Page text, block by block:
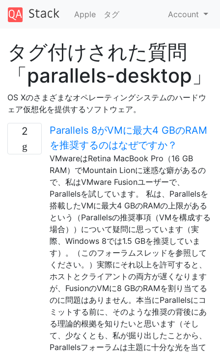
Apple タグ Account
タグ付けされた質問
「parallels-desktop」
OS Xのさまざまなオペレーティングシステムのハードウ
ェア仮想化を提供するソフトウェア。
2
Parallels 8がVMに最大4 GBのRAM
を推奨するのはなぜですか？
VMwareはRetina MacBook Pro（16 GB
RAM）でMountain Lionに迷惑な癖があるの
で、私はVMware Fusionユーザーで、
Parallelsを試しています。 私は、Parallelsを
搭載したVMに最大4 GBのRAMの上限がある
という（Parallelsの推奨事項（VMを構成する
場合））について疑問に思っています（実
際、Windows 8では1.5 GBを推奨していま
す）。（このフォーラムスレッドを参照して
ください。）実際にそれ以上を許可すると、
ホストとクライアントの両方が遅くなります
が、FusionのVMに8 GBのRAMを割り当てる
のに問題はありません。本当にParallelsにコ
ミットする前に、そのような推奨の背後にあ
る理論的根拠を知りたいと思います（そし
て、少なくとも、私が掘り出したことから、
Parallelsフォーラムは主題に十分な光を当て